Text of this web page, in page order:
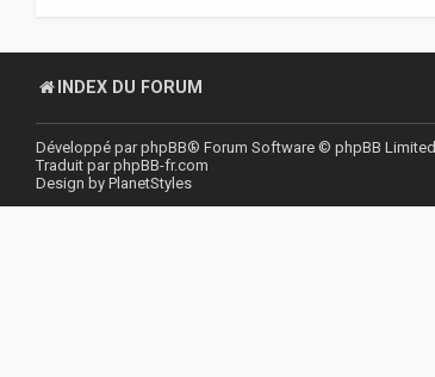
INDEX DU FORUM
Développé parphpBB® Forum Software © phpBB Limited
Traduit parphpBB-fr.com
Design by PlanetStyles